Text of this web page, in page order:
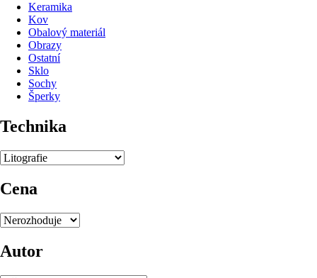
Keramika
Kov
Obalový materiál
Obrazy
Ostatní
Sklo
Sochy
Šperky
Technika
Cena
Autor